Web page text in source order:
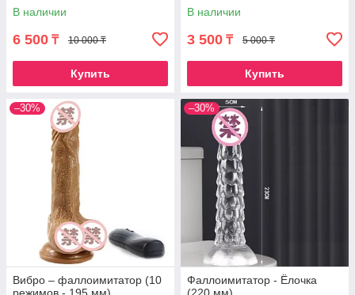
В наличии
6 500 ₸ 10 000 ₸
Купить
В наличии
3 500 ₸ 5 000 ₸
Купить
–30%
Вибро – фаллоимитатор (10
–30%
Фаллоимитатор - Ёлочка